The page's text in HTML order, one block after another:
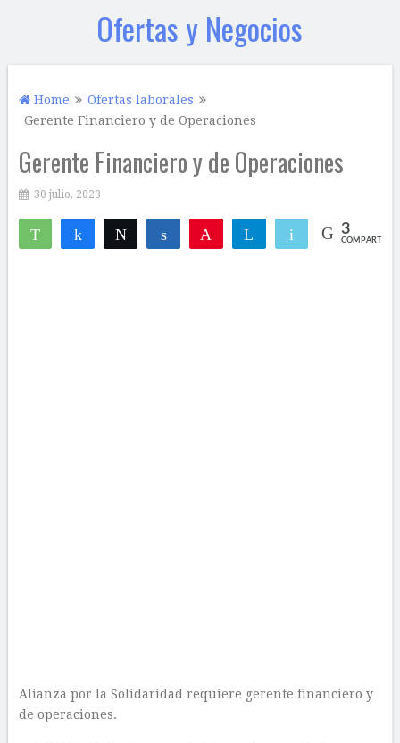
Ofertas y Negocios
Home
Ofertas laborales
Gerente Financiero y de Operaciones
Gerente Financiero y de Operaciones
30 julio, 2023
WhatsAppCompartirTwittear Compartir Telegram Email 3
COMPARTIR
Alianza por la Solidaridad requiere gerente financiero y
de operaciones.